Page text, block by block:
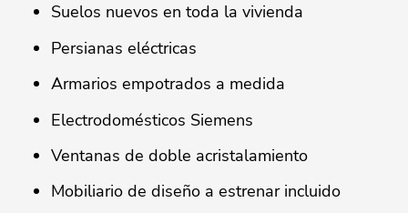
Suelos nuevos en toda la vivienda
Persianas eléctricas
Armarios empotrados a medida
Electrodomésticos Siemens
Ventanas de doble acristalamiento
Mobiliario de diseño a estrenar incluido